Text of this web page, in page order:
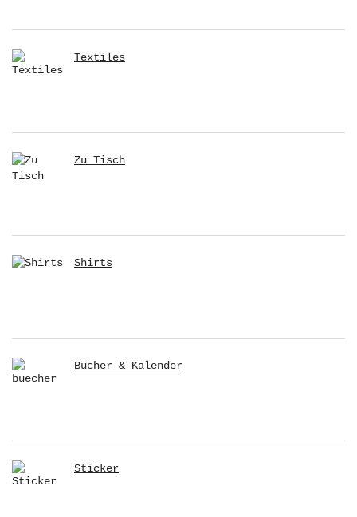
Textiles
Zu Tisch
Shirts
Bücher & Kalender
Sticker